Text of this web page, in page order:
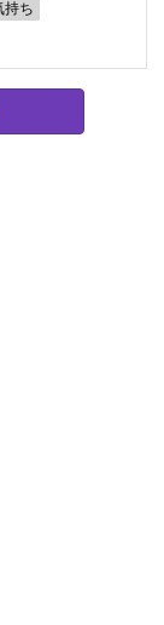
持ち